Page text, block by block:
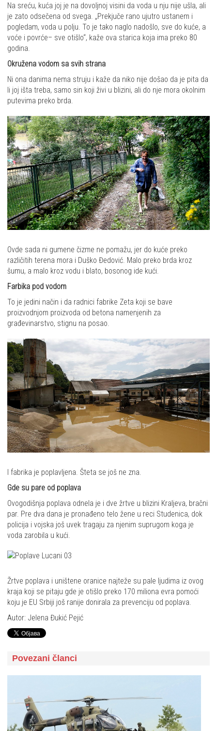
Na sreću, kuća joj je na dovoljnoj visini da voda u nju nije ušla, ali
je zato odsečena od svega. „Prekjuče rano ujutro ustanem i
pogledam, voda u polju. To je tako naglo nadošlo, sve do kuće, a
voće i povrće– sve otišlo“, kaže ova starica koja ima preko 80
godina.
Okružena vodom sa svih strana
Ni ona danima nema struju i kaže da niko nije došao da je pita da
li joj išta treba, samo sin koji živi u blizini, ali do nje mora okolnim
putevima preko brda.
Ovde sada ni gumene čizme ne pomažu, jer do kuće preko
različitih terena mora i Duško Đedović. Malo preko brda kroz
šumu, a malo kroz vodu i blato, bosonog ide kući.
Farbika pod vodom
To je jedini način i da radnici fabrike Zeta koji se bave
proizvodnjom proizvoda od betona namenjenih za
građevinarstvo, stignu na posao.
I fabrika je poplavljena. Šteta se još ne zna.
Gde su pare od poplava
Ovogodišnja poplava odnela je i dve žrtve u blizini Kraljeva, bračni
par. Pre dva dana je pronađeno telo žene u reci Studenica, dok
policija i vojska još uvek tragaju za njenim suprugom koga je
voda zarobila u kući.
Žrtve poplava i uništene oranice najteže su pale ljudima iz ovog
kraja koji se pitaju gde je otišlo preko 170 miliona evra pomoći
koju je EU Srbiji još ranije donirala za prevenciju od poplava.
Autor: Jelena Đukić Pejić
Povezani članci